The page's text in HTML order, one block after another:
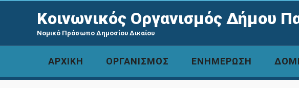
Κοινωνικός Οργανισμός Δήμου
Νομικό Πρόσωπο Δημοσίου Δικαίου
ΑΡΧΙΚΗ ΟΡΓΑΝΙΣΜΟΣ ΕΝΗΜΕΡΩΣΗ